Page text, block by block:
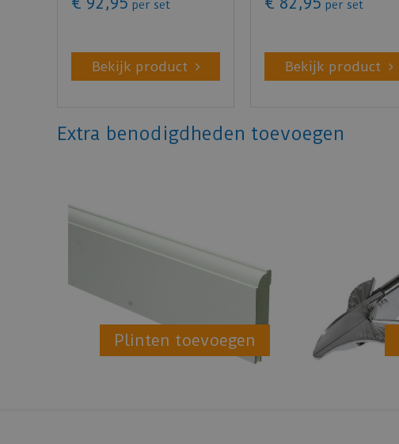
per set
Bekijk product
per set
Bekijk product
Extra benodigdheden toevoegen
Plinten toevoegen